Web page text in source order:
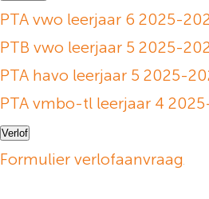
PTA vwo leerjaar 6 2025-
PTB vwo leerjaar 5 2025-
PTA havo leerjaar 5 2025-
PTA vmbo-tl leerjaar 4
Verlof
Formulier verlofaanvraag